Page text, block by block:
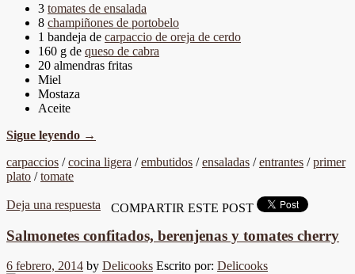
3 tomates de ensalada
8 champiñones de portobelo
1 bandeja de carpaccio de oreja de cerdo
160 g de queso de cabra
20 almendras fritas
Miel
Mostaza
Aceite
Sigue leyendo →
carpaccios /cocina ligera /embutidos /ensaladas /entrantes /primer
plato /tomate
Deja una respuesta COMPARTIR ESTE POST
Salmonetes confitados, berenjenas y tomates cherry
6 febrero, 2014 by Delicooks Escrito por: Delicooks